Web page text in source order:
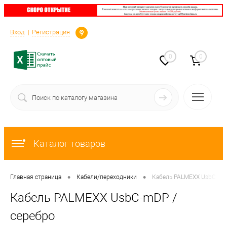
Вход Регистрация
Определение
0 0
Каталог товаров
Главная страница • Кабели/переходники • Кабель PALMEXX UsbC-
Кабель PALMEXX UsbC-mDP /
серебро